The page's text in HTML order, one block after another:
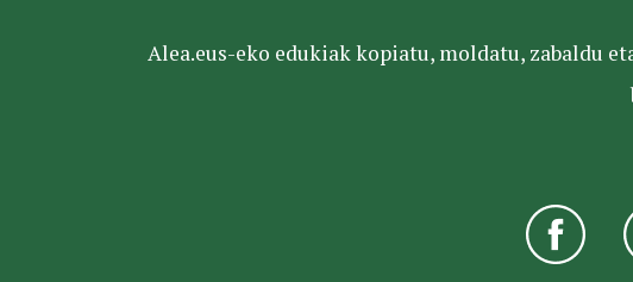
Alea.eus-eko edukiak kopiatu, moldatu, zabaldu